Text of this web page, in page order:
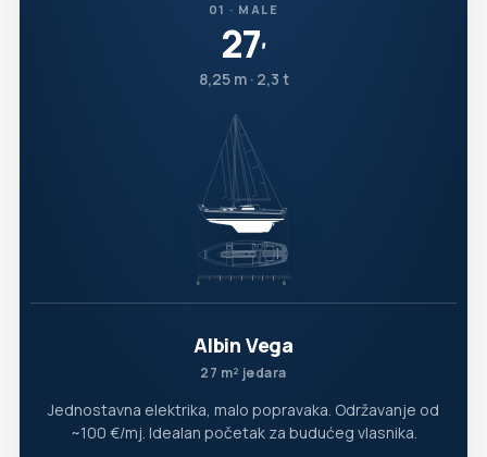
01 · MALE
27′
8,25 m · 2,3 t
Albin Vega
27 m² jedara
Jednostavna elektrika, malo popravaka. Održavanje od
~100 €/mj. Idealan početak za budućeg vlasnika.